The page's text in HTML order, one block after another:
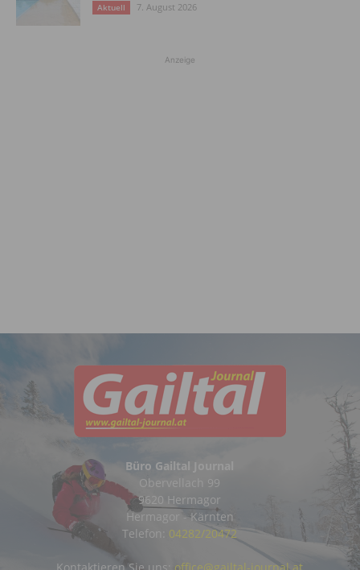
Aktuell 7. August 2026
Anzeige
Büro Gailtal Journal
Obervellach 99
9620 Hermagor
Hermagor - Kärnten
Telefon: 04282/20472